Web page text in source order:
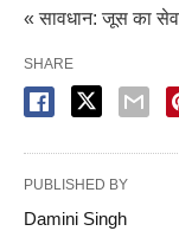
« सावधान: जूस का
SHARE
PUBLISHED BY
Damini Singh